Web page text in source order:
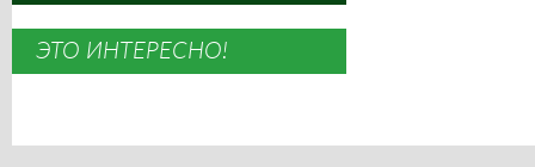
ЭТО ИНТЕРЕСНО!